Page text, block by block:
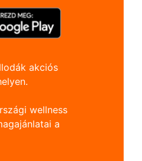
akciós
wellness
a